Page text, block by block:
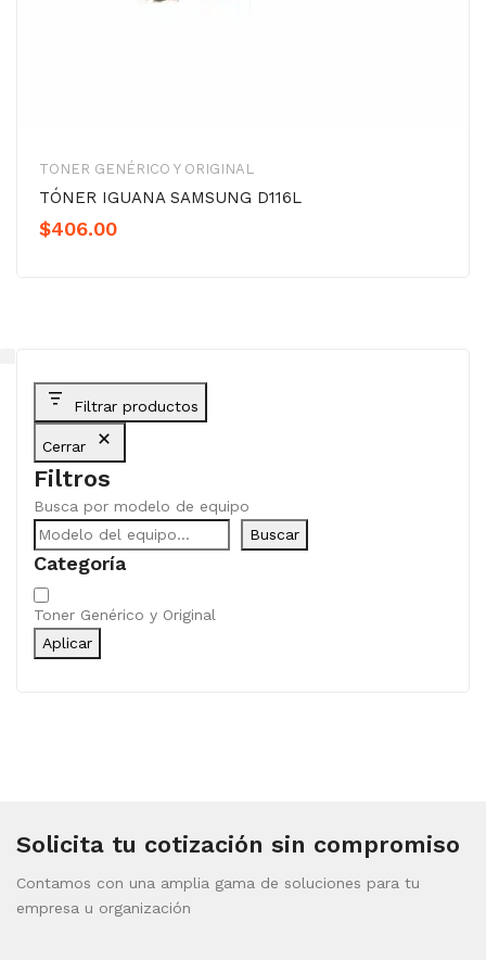
TONER GENÉRICO Y ORIGINAL
TÓNER IGUANA SAMSUNG D116L
$406.00
Filtrar productos
Cerrar
Filtros
Busca por modelo de equipo
Buscar
Categoría
Categoría
Toner Genérico y Original
Aplicar
Solicita tu cotización sin compromiso
Contamos con una amplia gama de soluciones para tu
empresa u organización